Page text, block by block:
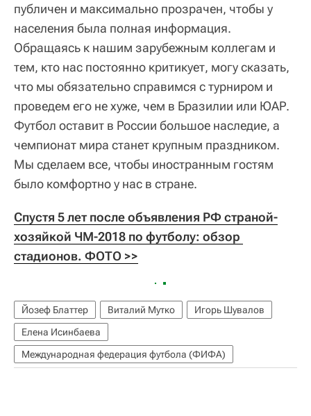
публичен и максимально прозрачен, чтобы у
населения была полная информация.
Обращаясь к нашим зарубежным коллегам и
тем, кто нас постоянно критикует, могу сказать,
что мы обязательно справимся с турниром и
проведем его не хуже, чем в Бразилии или ЮАР.
Футбол оставит в России большое наследие, а
чемпионат мира станет крупным праздником.
Мы сделаем все, чтобы иностранным гостям
было комфортно у нас в стране.
Спустя 5 лет после объявления РФ страной-
хозяйкой ЧМ-2018 по футболу: обзор
стадионов. ФОТО >>
Йозеф Блаттер Виталий Мутко
Игорь Шувалов
Елена Исинбаева
Международная федерация футбола (ФИФА)